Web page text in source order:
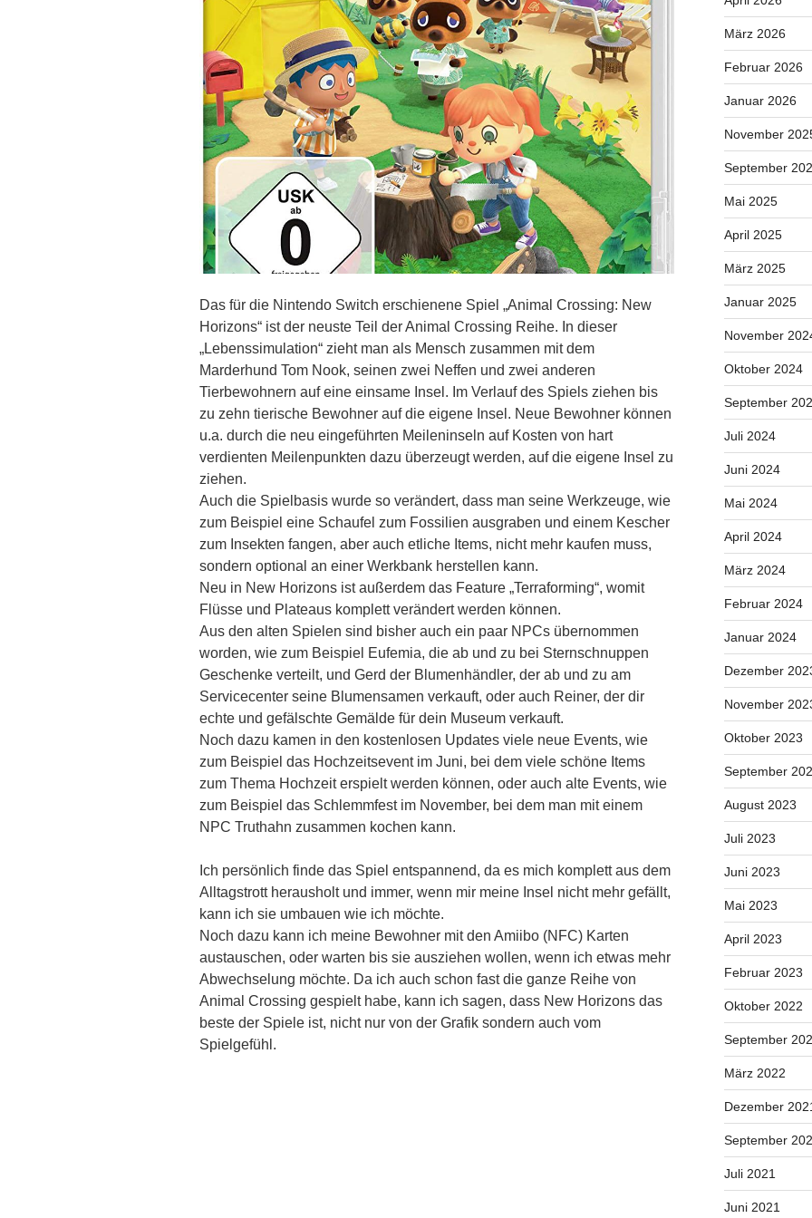
Das für die Nintendo Switch erschienene Spiel „Animal Crossing: New
Horizons“ ist der neuste Teil der Animal Crossing Reihe. In dieser
„Lebenssimulation“ zieht man als Mensch zusammen mit dem
Marderhund Tom Nook, seinen zwei Neffen und zwei anderen
Tierbewohnern auf eine einsame Insel. Im Verlauf des Spiels ziehen bis
zu zehn tierische Bewohner auf die eigene Insel. Neue Bewohner können
u.a. durch die neu eingeführten Meileninseln auf Kosten von hart
verdienten Meilenpunkten dazu überzeugt werden, auf die eigene Insel zu
ziehen.
Auch die Spielbasis wurde so verändert, dass man seine Werkzeuge, wie
zum Beispiel eine Schaufel zum Fossilien ausgraben und einem Kescher
zum Insekten fangen, aber auch etliche Items, nicht mehr kaufen muss,
sondern optional an einer Werkbank herstellen kann.
Neu in New Horizons ist außerdem das Feature „Terraforming“, womit
Flüsse und Plateaus komplett verändert werden können.
Aus den alten Spielen sind bisher auch ein paar NPCs übernommen
worden, wie zum Beispiel Eufemia, die ab und zu bei Sternschnuppen
Geschenke verteilt, und Gerd der Blumenhändler, der ab und zu am
Servicecenter seine Blumensamen verkauft, oder auch Reiner, der dir
echte und gefälschte Gemälde für dein Museum verkauft.
Noch dazu kamen in den kostenlosen Updates viele neue Events, wie
zum Beispiel das Hochzeitsevent im Juni, bei dem viele schöne Items
zum Thema Hochzeit erspielt werden können, oder auch alte Events, wie
zum Beispiel das Schlemmfest im November, bei dem man mit einem
NPC Truthahn zusammen kochen kann.
Ich persönlich finde das Spiel entspannend, da es mich komplett aus dem
Alltagstrott herausholt und immer, wenn mir meine Insel nicht mehr gefällt,
kann ich sie umbauen wie ich möchte.
Noch dazu kann ich meine Bewohner mit den Amiibo (NFC) Karten
austauschen, oder warten bis sie ausziehen wollen, wenn ich etwas mehr
Abwechselung möchte. Da ich auch schon fast die ganze Reihe von
Animal Crossing gespielt habe, kann ich sagen, dass New Horizons das
beste der Spiele ist, nicht nur von der Grafik sondern auch vom
Spielgefühl.
März 2026
Februar 2026
Januar 2026
November
September
Mai 2025
April 2025
März 2025
Januar 2025
November
Oktober 2024
September
Juli 2024
Juni 2024
Mai 2024
April 2024
März 2024
Februar 2024
Januar 2024
Dezember
November
Oktober 2023
September
August 2023
Juli 2023
Juni 2023
Mai 2023
April 2023
Februar 2023
Oktober 2022
September
März 2022
Dezember
September
Juli 2021
Juni 2021